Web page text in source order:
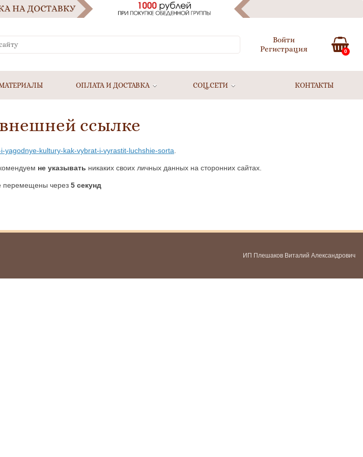
Войти
Регистрация
0
ОПЛАТА И ДОСТАВКА СОЦ.СЕТИ КОНТАКТЫ
ссылке
yagodnye-kultury-kak-vybrat-i-vyrastit-luchshie-sorta
не указывать никаких своих личных данных на сторонних сайтах.
перемещены через 5 секунд
ИП Плешаков Виталий Александрович